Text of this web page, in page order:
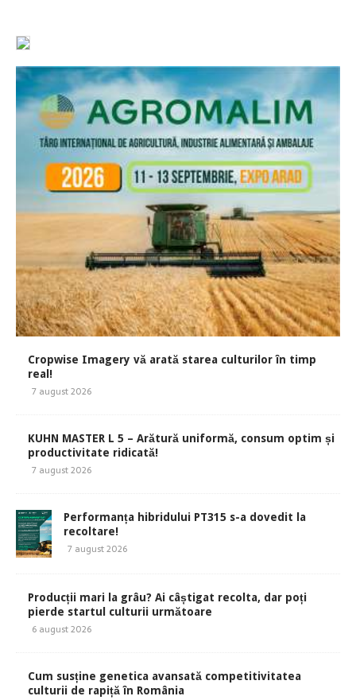
Cropwise Imagery vă arată starea culturilor în timp
real!
7 august 2026
KUHN MASTER L 5 – Arătură uniformă, consum optim și
productivitate ridicată!
7 august 2026
Performanța hibridului PT315 s-a dovedit la
recoltare!
7 august 2026
Producții mari la grâu? Ai câștigat recolta, dar poți
pierde startul culturii următoare
6 august 2026
Cum susține genetica avansată competitivitatea
culturii de rapiță în România